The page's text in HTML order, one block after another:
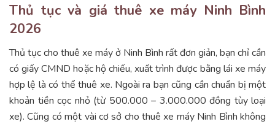
Thủ tục và giá thuê xe máy Ninh Bình
2026
Thủ tục cho thuê xe máy ở Ninh Bình rất đơn giản, bạn chỉ cần
có giấy CMND hoặc hộ chiếu, xuất trình được bằng lái xe máy
hợp lệ là có thể thuê xe. Ngoài ra bạn cũng cần chuẩn bị một
khoản tiền cọc nhỏ (từ 500.000 – 3.000.000 đồng tùy loại
xe). Cũng có một vài cơ sở cho thuê xe máy Ninh Bình không